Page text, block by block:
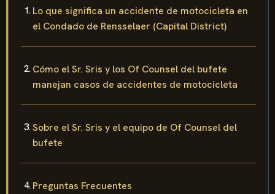
Lo que significa un accidente de motocicleta en
el Condado de Rensselaer (Capital District)
Cómo el Sr. Sris y los Of Counsel del bufete
manejan casos de accidentes de motocicleta
Sobre el Sr. Sris y el equipo de Of Counsel del
bufete
Preguntas Frecuentes